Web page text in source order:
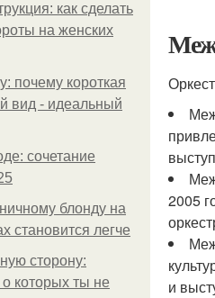
как сделать
на женских
почему короткая
вид - идеальный
сочетание
блонду на
становится легче
сторону:
которых ты не
2005
и